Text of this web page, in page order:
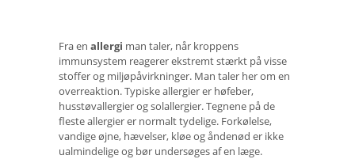
Fra en allergi man taler, når kroppens
immunsystem reagerer ekstremt stærkt på visse
stoffer og miljøpåvirkninger. Man taler her om en
overreaktion. Typiske allergier er høfeber,
husstøvallergier og solallergier. Tegnene på de
fleste allergier er normalt tydelige. Forkølelse,
vandige øjne, hævelser, kløe og åndenød er ikke
ualmindelige og bør undersøges af en læge.